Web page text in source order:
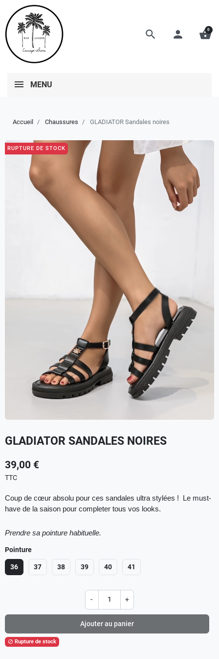
search person shopping_basket
0
MENU
Accueil Chaussures GLADIATOR Sandales noires
RUPTURE DE STOCK
GLADIATOR SANDALES NOIRES
39,00 €
TTC
Coup de cœur absolu pour ces sandales ultra stylées ! Le must-
have de la saison pour completer tous vos looks.
Prendre sa pointure habituelle.
Pointure
36 37 38 39 40 41
- +
Ajouter au panier
 Rupture de stock